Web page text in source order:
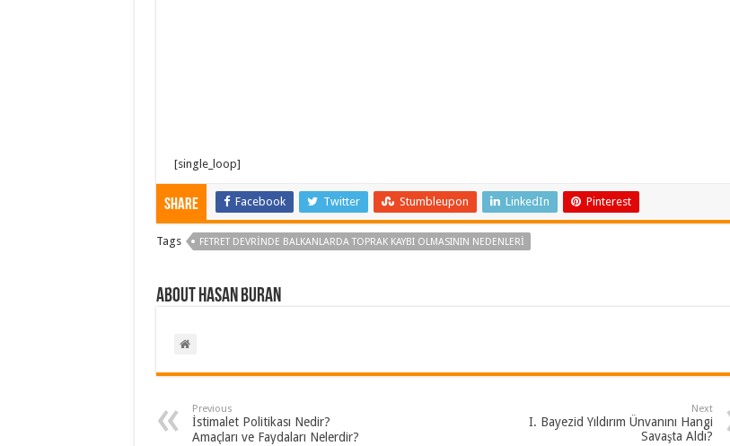
[single_loop]
Share Facebook Twitter Stumbleupon LinkedIn Pinterest
Tags FETRET DEVRINDE BALKANLARDA TOPRAK KAYBI OLMASININ NEDENLERI
About Hasan BURAN
Previous
İstimalet Politikası Nedir?
Amaçları ve Faydaları Nelerdir?
Next
I. Bayezid Yıldırım Ünvanını Hangi
Savaşta Aldı?